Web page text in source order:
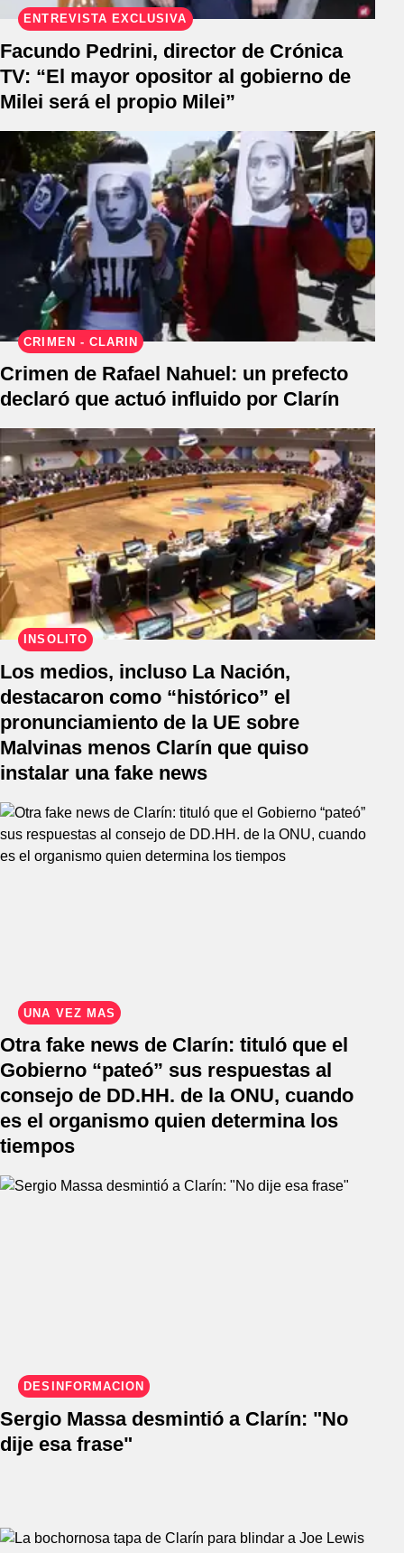
ENTREVISTA EXCLUSIVA
Facundo Pedrini, director de Crónica
TV: “El mayor opositor al gobierno de
Milei será el propio Milei”
CRIMEN - CLARÍN
Crimen de Rafael Nahuel: un prefecto
declaró que actuó influido por Clarín
INSÓLITO
Los medios, incluso La Nación,
destacaron como “histórico” el
pronunciamiento de la UE sobre
Malvinas menos Clarín que quiso
instalar una fake news
UNA VEZ MÁS
Otra fake news de Clarín: tituló que el
Gobierno “pateó” sus respuestas al
consejo de DD.HH. de la ONU, cuando
es el organismo quien determina los
tiempos
DESINFORMACIÓN
Sergio Massa desmintió a Clarín: "No
dije esa frase"